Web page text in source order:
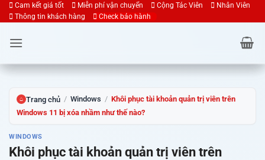
Bỏ
qua
nội
dung
Cam kết giá tốt Miễn phí vận chuyển Cộng Tác Viên
Nhân Viên
Thông tin khách hàng
Check bảo hành
⌂ Trang chủ / Windows / Khôi phục tài khoản quản trị viên trên
Windows 11 bị xóa nhầm như thế nào?
WINDOWS
Khôi phục tài khoản quản trị viên trên